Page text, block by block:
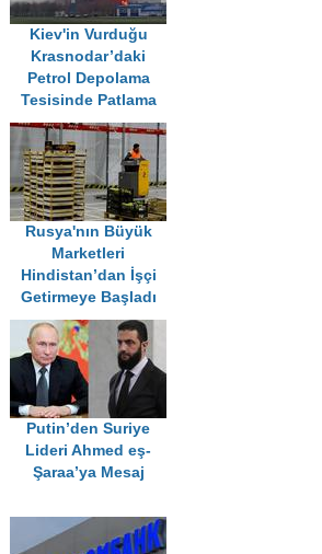
Kiev'in Vurduğu
Krasnodar’daki
Petrol Depolama
Tesisinde Patlama
Rusya'nın Büyük
Marketleri
Hindistan’dan İşçi
Getirmeye Başladı
Putin’den Suriye
Lideri Ahmed eş-
Şaraa’ya Mesaj